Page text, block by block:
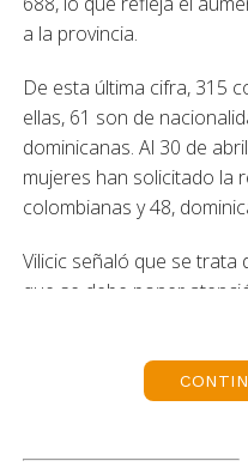
a la provincia.
De esta última cifra, 315
ellas, 61 son de
dominicanas. Al 30 de
mujeres han solicitado la
colombianas y 48,
Vilicic señaló que se trata
que se debe poner
que viven y trabajan